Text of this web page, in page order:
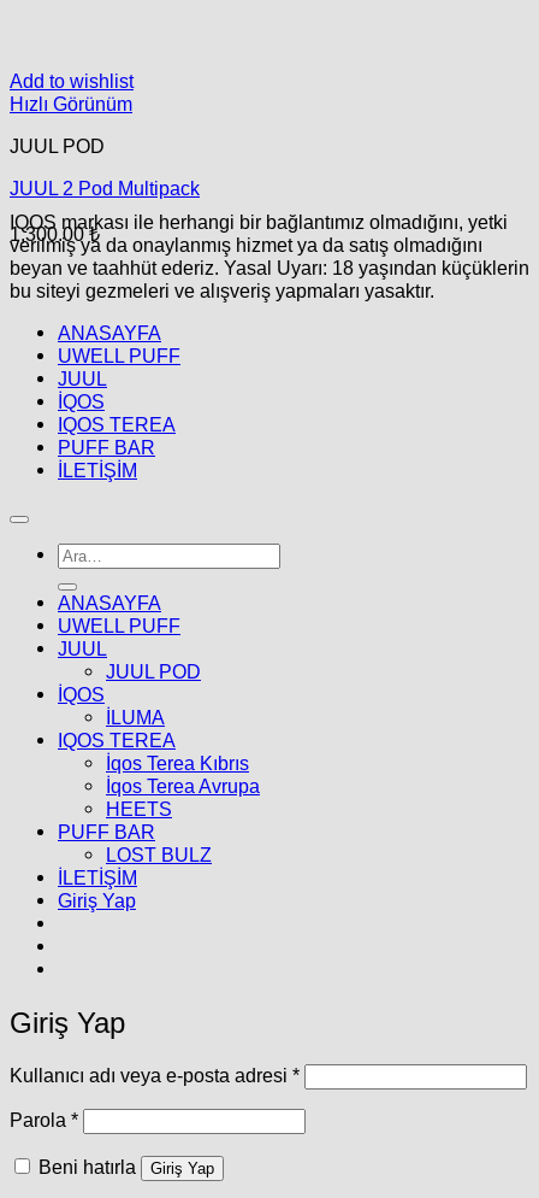
Add to wishlist
Hızlı Görünüm
JUUL POD
JUUL 2 Pod Multipack
1,300.00₺
IQOS markası ile herhangi bir bağlantımız olmadığını, yetki
verilmiş ya da onaylanmış hizmet ya da satış olmadığını
beyan ve taahhüt ederiz. Yasal Uyarı: 18 yaşından küçüklerin
bu siteyi gezmeleri ve alışveriş yapmaları yasaktır.
ANASAYFA
UWELL PUFF
JUUL
İQOS
IQOS TEREA
PUFF BAR
İLETİŞİM
Ara:
ANASAYFA
UWELL PUFF
JUUL
JUUL POD
İQOS
İLUMA
IQOS TEREA
İqos Terea Kıbrıs
İqos Terea Avrupa
HEETS
PUFF BAR
LOST BULZ
İLETİŞİM
Giriş Yap
Giriş Yap
Kullanıcı adı veya e-posta adresi *Gerekli
Parola *Gerekli
Beni hatırla Giriş Yap